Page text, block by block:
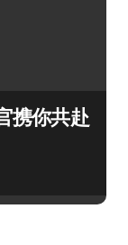
携你共赴